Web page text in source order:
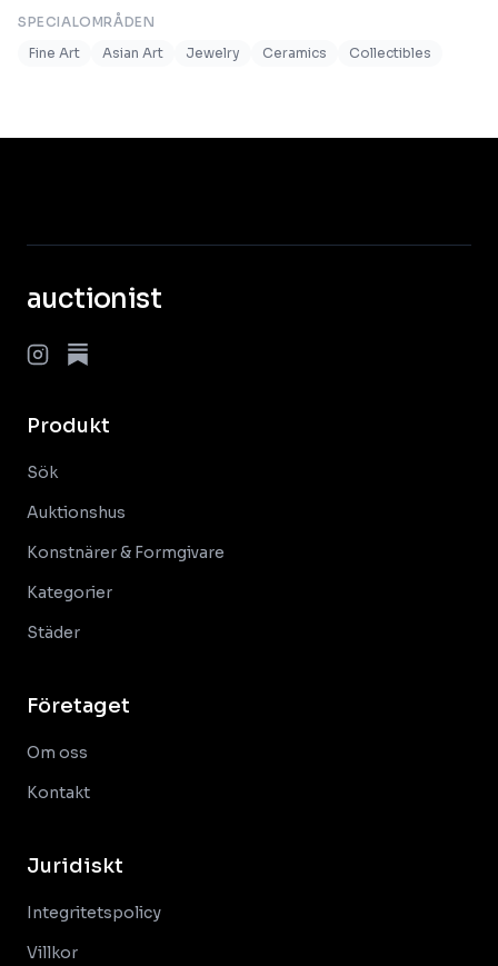
SPECIALOMRÅDEN
Fine Art
Asian Art Jewelry Ceramics Collectibles
auctionist
Produkt
Sök
Auktionshus
Konstnärer & Formgivare
Kategorier
Städer
Företaget
Om oss
Kontakt
Juridiskt
Integritetspolicy
Villkor